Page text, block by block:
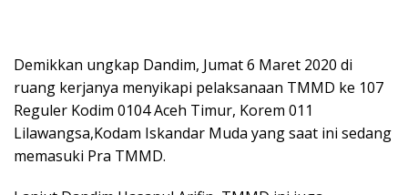
Demikkan ungkap Dandim, Jumat 6 Maret 2020 di
ruang kerjanya menyikapi pelaksanaan TMMD ke 107
Reguler Kodim 0104 Aceh Timur, Korem 011
Lilawangsa,Kodam Iskandar Muda yang saat ini sedang
memasuki Pra TMMD.